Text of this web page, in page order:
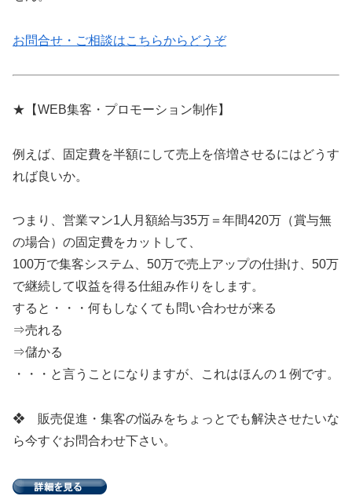
お問合せ・ご相談はこちらからどうぞ
★【WEB集客・プロモーション制作】
例えば、固定費を半額にして売上を倍増させるにはどうす
れば良いか。
つまり、営業マン1人月額給与35万＝年間420万（賞与無
の場合）の固定費をカットして、
100万で集客システム、50万で売上アップの仕掛け、50万
で継続して収益を得る仕組み作りをします。
すると・・・何もしなくても問い合わせが来る
⇒売れる
⇒儲かる
・・・と言うことになりますが、これはほんの１例です。
❖ 販売促進・集客の悩みをちょっとでも解決させたいな
ら今すぐお問合わせ下さい。